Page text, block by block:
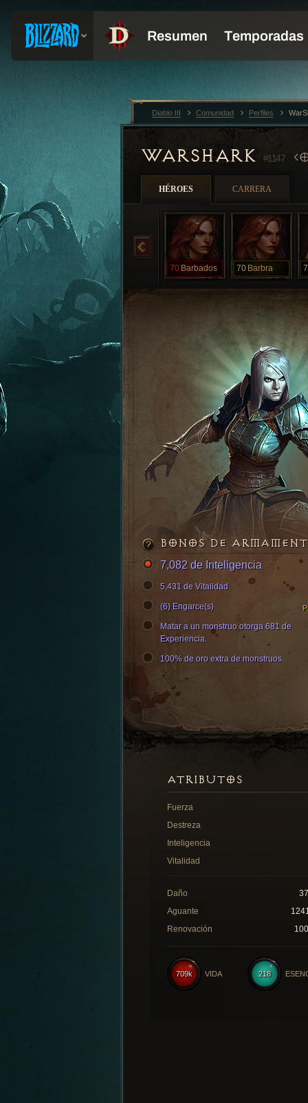
WARSHARK #1147
HÉROES CARRERA
70 Barbados 70 Barbra
BONOS DE
7,082 de Inteligencia
5,431 de Vitalidad
(6) Engarce(s)
Matar a un monstruo otorga 681 de
Experiencia.
100% de oro extra de monstruos.
ATRIBUTOS
Fuerza
Destreza
Inteligencia
Vitalidad
Daño
Aguante
Renovación
218
709k VIDA
Diablo III Comunidad Perfiles